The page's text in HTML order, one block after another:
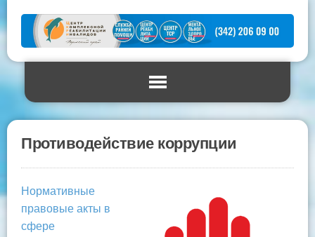
Противодействие коррупции
Нормативные
правовые акты в
сфере